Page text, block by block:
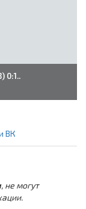
0:1..
ВК
, не могут